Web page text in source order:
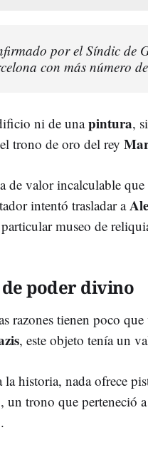
por el Síndic de
con más número
ni de unapintura,
trono de oro del rey
de valor incalculable
intentó trasladar a
museo de
poder divino
razones tienen poco
, este objeto tenía un
historia, nada ofrece
un trono que perteneció a